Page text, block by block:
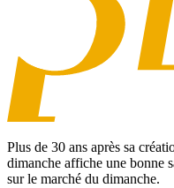
Plus de 30 ans après sa
dimanche affiche une bonne
sur le marché du dimanche.